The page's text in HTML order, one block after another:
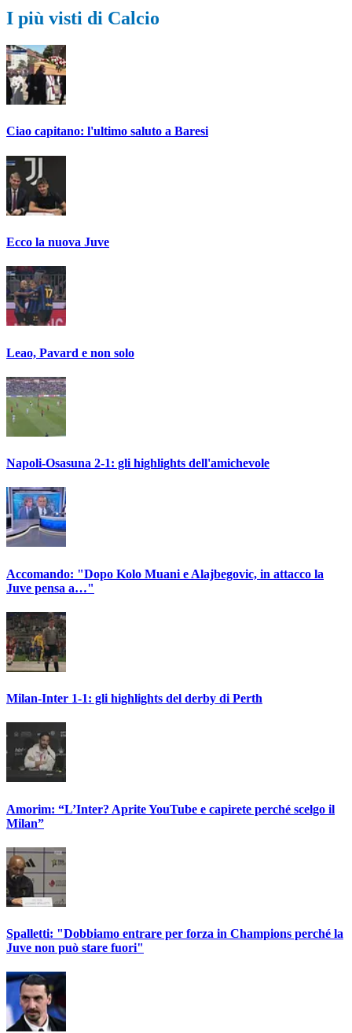
I più visti di Calcio
Ciao capitano: l'ultimo saluto a Baresi
Ecco la nuova Juve
Leao, Pavard e non solo
Napoli-Osasuna 2-1: gli highlights dell'amichevole
Accomando: "Dopo Kolo Muani e Alajbegovic, in attacco la
Juve pensa a…"
Milan-Inter 1-1: gli highlights del derby di Perth
Amorim: “L’Inter? Aprite YouTube e capirete perché scelgo il
Milan”
Spalletti: "Dobbiamo entrare per forza in Champions perché la
Juve non può stare fuori"